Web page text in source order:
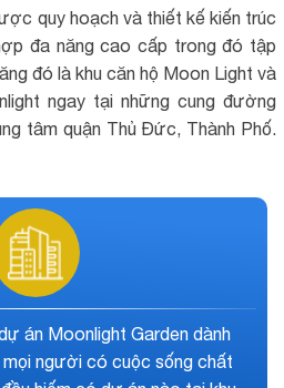
quy hoạch và thiết kế kiến trúc
đa năng cao cấp trong đó tập
đó là khu căn hộ Moon Light và
ngay tại những cung đường
tâm quận Thủ Đức, Thành Phố.
bài bản dự án tại nơi có hạ
triển nhanh chóng nhất của